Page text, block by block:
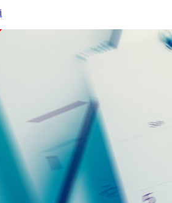
İTİBAREN
VE
REKABET
ÖDEMELERİ